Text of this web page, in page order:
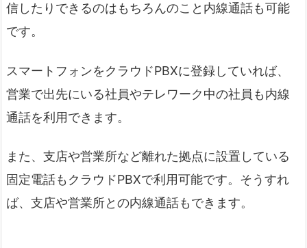
信したりできるのはもちろんのこと内線通話も可能
です。
スマートフォンをクラウドPBXに登録していれば、
営業で出先にいる社員やテレワーク中の社員も内線
通話を利用できます。
また、支店や営業所など離れた拠点に設置している
固定電話もクラウドPBXで利用可能です。そうすれ
ば、支店や営業所との内線通話もできます。